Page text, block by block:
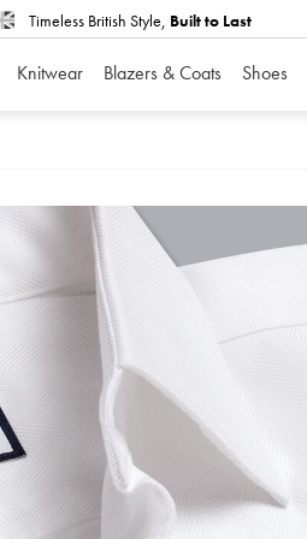
Timeless British Style, Built to Last
Knitwear Blazers & Coats Shoes